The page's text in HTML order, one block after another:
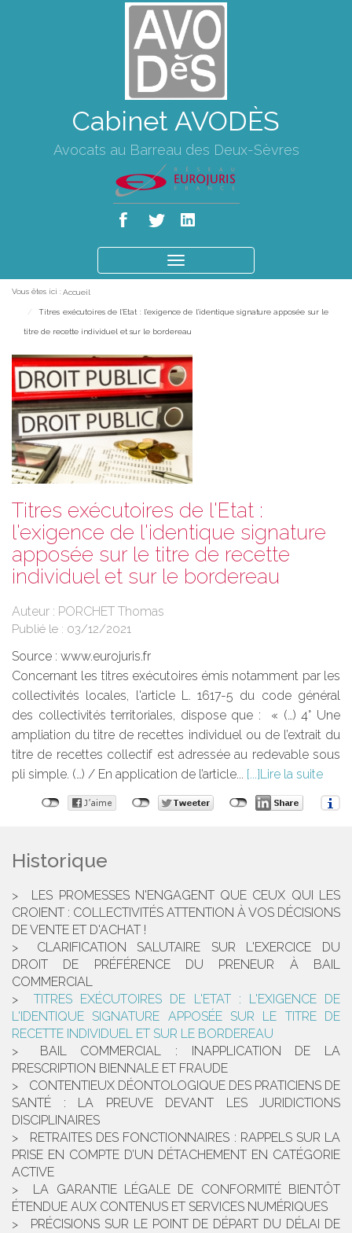
Cabinet AVODÈS
Avocats au Barreau des Deux-Sèvres
le
Vous êtes ici : Accueil
Titres exécutoires de l'Etat : l'exigence de l'identique signature apposée sur le
titre de recette individuel et sur le bordereau
Titres exécutoires de l'Etat :
l'exigence de l'identique signature
apposée sur le titre de recette
individuel et sur le bordereau
Auteur : PORCHET Thomas
Publié le : 03/12/2021
Source : www.eurojuris.fr
Concernant les titres exécutoires émis notamment par les
collectivités locales, l'article L. 1617-5 du code général
des collectivités territoriales, dispose que : « (…) 4° Une
ampliation du titre de recettes individuel ou de l’extrait du
titre de recettes collectif est adressée au redevable sous
pli simple. (…) / En application de l’article...
Lire la suite
Historique
LES PROMESSES N'ENGAGENT QUE CEUX QUI LES
CROIENT : COLLECTIVITÉS ATTENTION À VOS DÉCISIONS
DE VENTE ET D'ACHAT !
CLARIFICATION SALUTAIRE SUR L'EXERCICE DU
DROIT DE PRÉFÉRENCE DU PRENEUR À BAIL
COMMERCIAL
TITRES EXÉCUTOIRES DE L'ETAT : L'EXIGENCE DE
L'IDENTIQUE SIGNATURE APPOSÉE SUR LE TITRE DE
RECETTE INDIVIDUEL ET SUR LE BORDEREAU
BAIL COMMERCIAL : INAPPLICATION DE LA
PRESCRIPTION BIENNALE ET FRAUDE
CONTENTIEUX DÉONTOLOGIQUE DES PRATICIENS DE
SANTÉ : LA PREUVE DEVANT LES JURIDICTIONS
DISCIPLINAIRES
RETRAITES DES FONCTIONNAIRES : RAPPELS SUR LA
PRISE EN COMPTE D’UN DÉTACHEMENT EN CATÉGORIE
ACTIVE
LA GARANTIE LÉGALE DE CONFORMITÉ BIENTÔT
ÉTENDUE AUX CONTENUS ET SERVICES NUMÉRIQUES
PRÉCISIONS SUR LE POINT DE DÉPART DU DÉLAI DE